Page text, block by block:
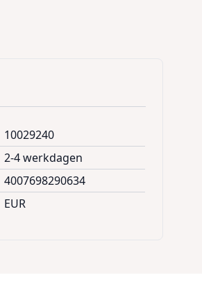
10029240
2-4 werkdagen
4007698290634
EUR